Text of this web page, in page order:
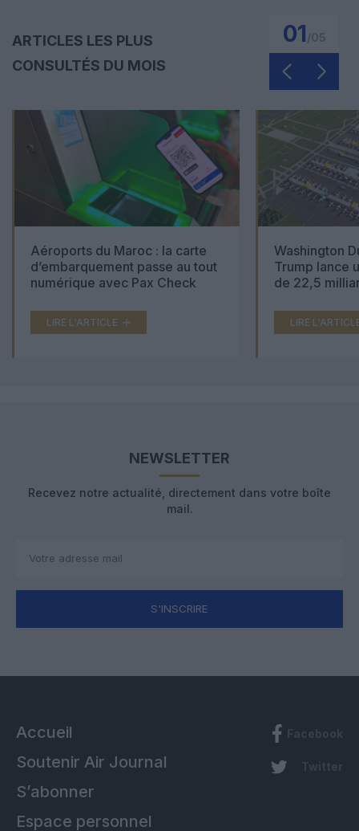
ARTICLES LES PLUS
CONSULTÉS DU MOIS
01
Aéroports du Maroc : la carte
d’embarquement passe au tout
numérique avec Pax Check
LIRE L'ARTICLE
Washington
Trump lance
de 22,5
LIRE
NEWSLETTER
Recevez notre actualité, directement dans votre boîte
mail.
S'INSCRIRE
Accueil
Soutenir Air Journal
S’abonner
Espace personnel